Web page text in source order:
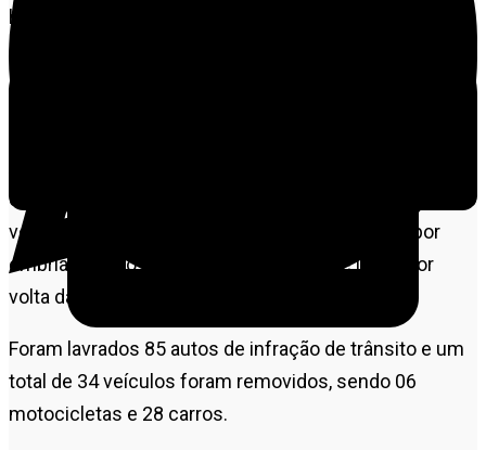
habilitação em Alta Floresta. As ocorrências foram
registradas durante a Operação Lei Seca, realizada na
avenida Mato Grosso, bairro Bom Jesus, nesta quarta-
entanto, cinco motoristas foram flagrados conduzindo
veículo sob efeito de álcool, três foram presos por
embriaguez ao volante. A operação teve início por
volta das 20h00.
Foram lavrados 85 autos de infração de trânsito e um
total de 34 veículos foram removidos, sendo 06
motocicletas e 28 carros.